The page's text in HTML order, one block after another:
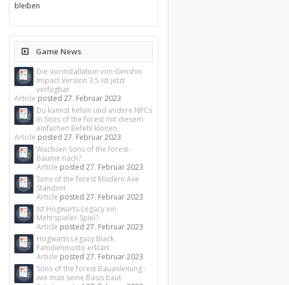
bleiben
Game News
Die Vorinstallation von Genshin
Impact Version 3.5 ist jetzt
verfügbar
Article posted27. Februar 2023
Du kannst Kelvin und andere NPCs
in Sons of the forest mit diesem
einfachen Befehl klonen
Article posted27. Februar 2023
Wachsen Sons of the forest-
Bäume nach?
Article posted27. Februar 2023
Sons of the forest Modern Axe
Standort
Article posted27. Februar 2023
Ist Hogwarts-Legacy ein
Mehrspieler-Spiel?
Article posted27. Februar 2023
Hogwarts Legacy Black
Familienmotto erklärt
Article posted27. Februar 2023
Sons of the forest Bauanleitung -
wie man seine Basis baut